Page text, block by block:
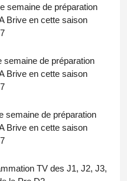
semaine de préparation
Brive en cette saison
semaine de préparation
Brive en cette saison
semaine de préparation
Brive en cette saison
TV des J1, J2, J3,